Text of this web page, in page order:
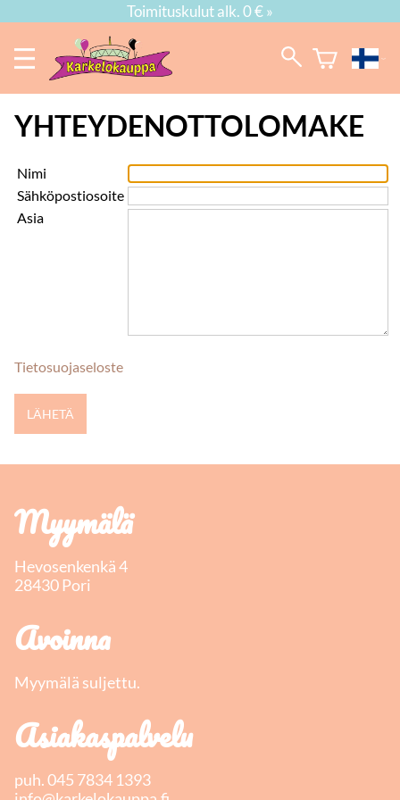
Toimituskulut alk. 0 € »
YHTEYDENOTTOLOMAKE
Nimi
Sähköpostiosoite
Asia
Tietosuojaseloste
Myymälä
Hevosenkenkä 4
28430 Pori
Avoinna
Myymälä suljettu.
Asiakaspalvelu
puh.045 7834 1393